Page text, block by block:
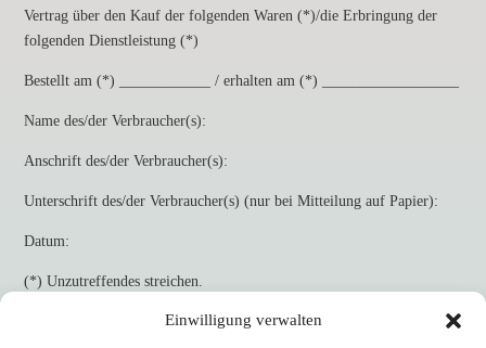
Einwilligung verwalten
Vertrag über den Kauf der folgenden Waren (*)/die Erbringung der
folgenden Dienstleistung (*)
Bestellt am (*) ____________ / erhalten am (*) __________________
Name des/der Verbraucher(s):
Anschrift des/der Verbraucher(s):
Unterschrift des/der Verbraucher(s) (nur bei Mitteilung auf Papier):
Datum:
(*) Unzutreffendes streichen.